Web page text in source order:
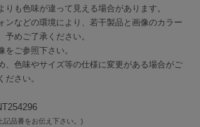
も色味が違って見える場合があります。
ンなどの環境により、若干製品と画像のカラー
めご了承ください。
ご参照下さい。
、色味やサイズ等の仕様に変更がある場合がご
さい。
記品番をお伝え下さい。)